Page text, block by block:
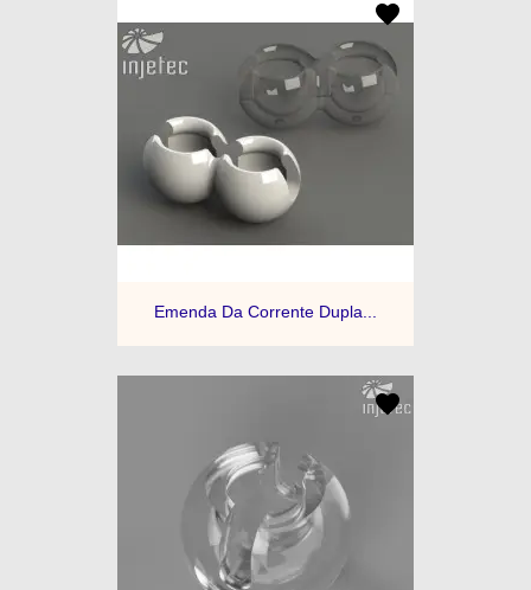
Emenda Da Corrente Dupla...